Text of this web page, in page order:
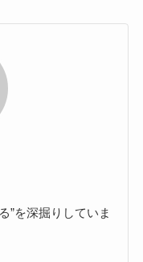
”を深掘りしていま